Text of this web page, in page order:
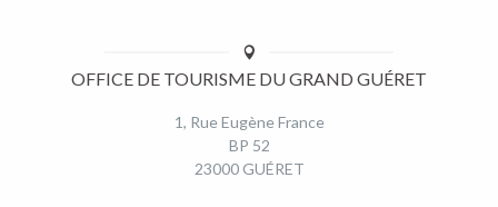
OFFICE DE TOURISME DU GRAND GUÉRET
1, Rue Eugène France
BP 52
23000 GUÉRET